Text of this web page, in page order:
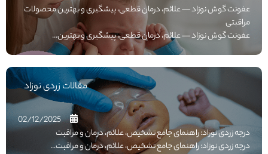
عفونت گوش نوزاد — علائم، درمان قطعی، پیشگیری و بهترین محصولات
مراقبتی
عفونت گوش نوزاد — علائم، درمان قطعی، پیشگیری و بهترین...
مقالات زردی نوزاد
02/12/2025
درجه زردی نوزاد: راهنمای جامع تشخیص، علائم، درمان و مراقبت
درجه زردی نوزاد: راهنمای جامع تشخیص، علائم، درمان و مراقبت...